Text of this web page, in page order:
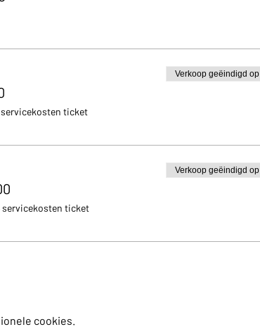
servicekosten ticket
Verkoop geëindigd op
servicekosten ticket
Verkoop geëindigd op
cookies.